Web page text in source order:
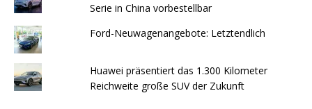
Serie in China vorbestellbar
Ford-Neuwagenangebote: Letztendlich
Huawei präsentiert das 1.300 Kilometer
Reichweite große SUV der Zukunft